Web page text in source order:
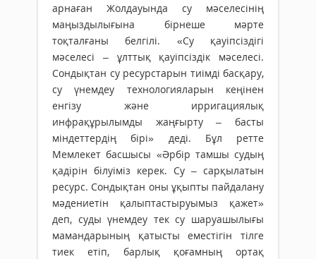
арнаған Жолдауында су мәселесінің
маңыздылығына бір­не­ше мәрте
тоқталғаны белгілі. «Су қауіпсіздігі
мәселесі – ұлттық қауіпсіздік мәселесі.
Сондықтан су ресурстарын тиімді басқару,
су үнемдеу технологияларын кеңінен
енгізу және ирригациялық
инфрақұрылымды жаң­ғырту – басты
міндеттердің бірі» деді. Бұл ретте
Мемлекет басшысы «Әрбір тамшы судың
қадірін білуіміз керек. Су – сарқылатын
ресурс. Сондықтан оны ұқыпты пайдалану
мәдениетін қалыптастыруымыз қажет»
деп, суды үнемдеу тек су шаруашылығы
мамандарының қатысты еместігін тілге
тиек етіп, барлық қоғамның ортақ